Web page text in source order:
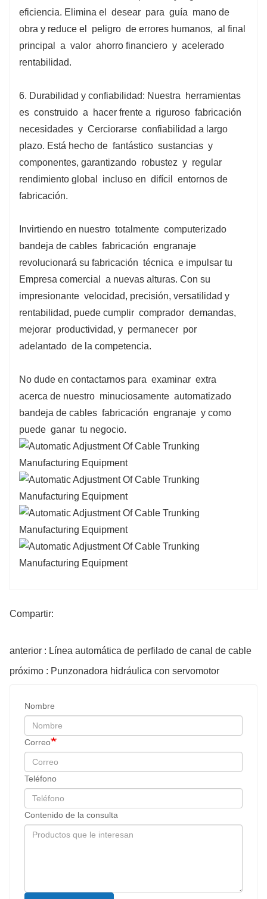
eficiencia. Elimina el
desear para guía mano de
obra y reduce el
peligro de errores humanos, al final
principal
a valor ahorro financiero y acelerado
rentabilidad.
6. Durabilidad y confiabilidad: Nuestra
herramientas
es construido a hacer frente a riguroso fabricación
necesidades y Cerciorarse confiabilidad a largo
plazo. Está hecho de fantástico sustancias y
componentes, garantizando robustez y regular
rendimiento global
incluso en difícil
entornos de
fabricación.
Invirtiendo en nuestro totalmente computerizado
bandeja de cables fabricación engranaje
revolucionará su fabricación técnica e impulsar tu
Empresa comercial
a nuevas alturas. Con su
impresionante velocidad, precisión, versatilidad y
rentabilidad, puede cumplir comprador demandas,
mejorar productividad, y permanecer por
adelantado de la competencia.
No dude en contactarnos para examinar extra
acerca de nuestro minuciosamente automatizado
bandeja de cables fabricación engranaje y como
puede ganar tu negocio.
Compartir:
anterior : Línea automática de perfilado de canal de cable
próximo : Punzonadora hidráulica con servomotor
Nombre
Correo
Teléfono
Contenido de la consulta